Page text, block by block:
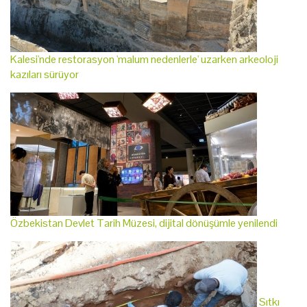
Kalesi'nde restorasyon 'malum nedenlerle' uzarken arkeoloji
kazıları sürüyor
Özbekistan Devlet Tarih Müzesi, dijital dönüşümle yenilendi
Sıtkı